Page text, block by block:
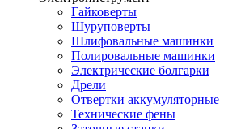
Гайковерты
Шуруповерты
Шлифовальные машинки
Полировальные машинки
Электрические болгарки
Дрели
Отвертки аккумуляторные
Технические фены